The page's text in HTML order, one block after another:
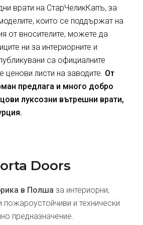
врати на СтарЧеликКапъ, за
които се поддържат на
от вносителите, можете да
ни за интериорните и
са официалните
ценови листи на заводите. От
предлага и много добро
луксозни вътрешни врати,
Doors
в Полша за интериорни,
пожароустойчиви и технически
предназначение.